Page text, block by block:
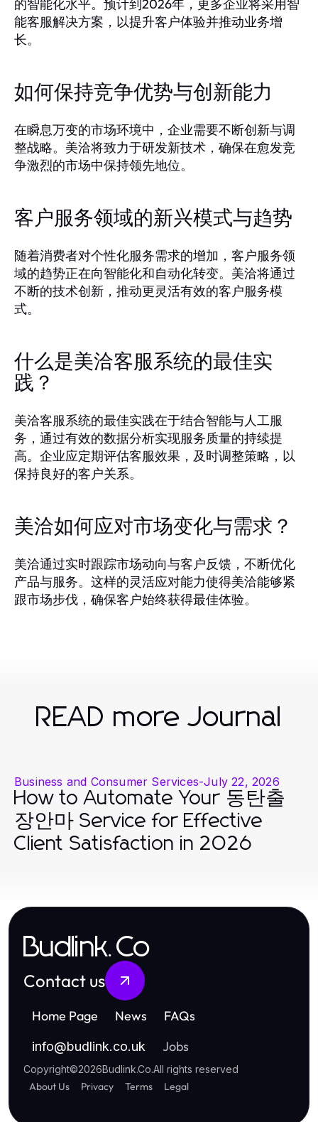
的智能化水平。预计到2026年，更多企业将采用智
能客服解决方案，以提升客户体验并推动业务增
长。
如何保持竞争优势与创新能力
在瞬息万变的市场环境中，企业需要不断创新与调
整战略。美洽将致力于研发新技术，确保在愈发竞
争激烈的市场中保持领先地位。
客户服务领域的新兴模式与趋势
随着消费者对个性化服务需求的增加，客户服务领
域的趋势正在向智能化和自动化转变。美洽将通过
不断的技术创新，推动更灵活有效的客户服务模
式。
什么是美洽客服系统的最佳实
践？
美洽客服系统的最佳实践在于结合智能与人工服
务，通过有效的数据分析实现服务质量的持续提
高。企业应定期评估客服效果，及时调整策略，以
保持良好的客户关系。
美洽如何应对市场变化与需求？
美洽通过实时跟踪市场动向与客户反馈，不断优化
产品与服务。这样的灵活应对能力使得美洽能够紧
跟市场步伐，确保客户始终获得最佳体验。
READ more Journal
Business and Consumer Services-July 22, 2026
How to Automate Your 동탄출
장안마 Service for Effective
Client Satisfaction in 2026
Budlink.Co
Contact us
Home Page News FAQs
info@budlink.co.uk Jobs
Copyright©2026Budlink.Co.All rights reserved
About Us Privacy Terms Legal